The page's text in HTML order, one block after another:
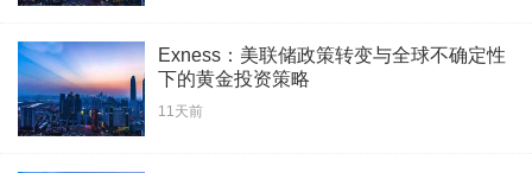
Exness：美联储政策转变与全球不确定性
下的黄金投资策略
11天前